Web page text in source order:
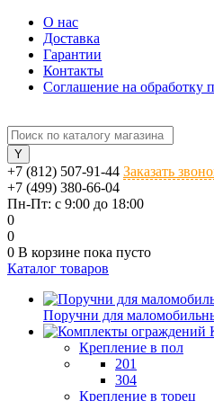
О нас
Доставка
Гарантии
Контакты
Соглашение на обработку
+7 (812) 507-91-44 Заказать
+7 (499) 380-66-04
Пн-Пт: с 9:00 до 18:00
0
0
0 В корзине пока пусто
Каталог товаров
Поручни для
Крепление в пол
201
304
Крепление в торец